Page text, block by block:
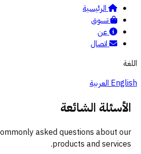
الرئيسية
تسوق
عن
اتصال
اللغة
Englishالعربية
الأسئلة الشائعة
asked questions about our
products and services.